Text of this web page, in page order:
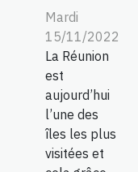
Mardi
15/11/2022
La Réunion
est
aujourd’hui
l’une des
îles les plus
visitées et